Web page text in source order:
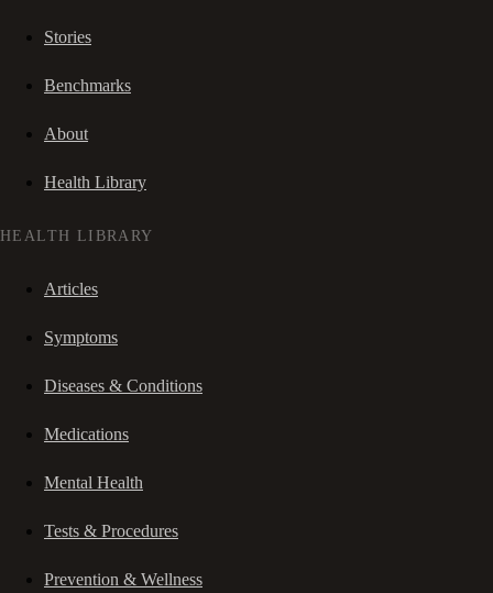
Stories
Benchmarks
About
Health Library
HEALTH LIBRARY
Articles
Symptoms
Diseases & Conditions
Medications
Mental Health
Tests & Procedures
Prevention & Wellness